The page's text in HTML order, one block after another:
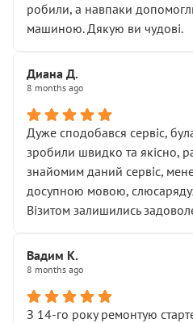
робили, а навпаки
машиною. Дякую ви чудові.
Диана Д.
8 months ago
Дуже сподобався сервіс,
зробили швидко та якісно,
знайомим даний сервіс,
досупною мовою,
Візитом залишились
Вадим К.
8 months ago
З 14-го року ремонтую